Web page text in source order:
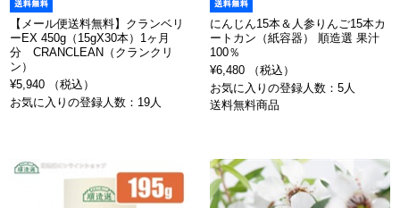
【メール便送料無料】クランベリ
ーEX 450g（15gX30本）1ヶ月
分 CRANCLEAN（クランクリ
ン）
¥5,940 （税込）
お気に入りの登録人数：19人
にんじん15本＆人参りんご15本カ
ートカン（紙容器） 順造選 果汁
100％
¥6,480 （税込）
お気に入りの登録人数：5人
送料無料商品